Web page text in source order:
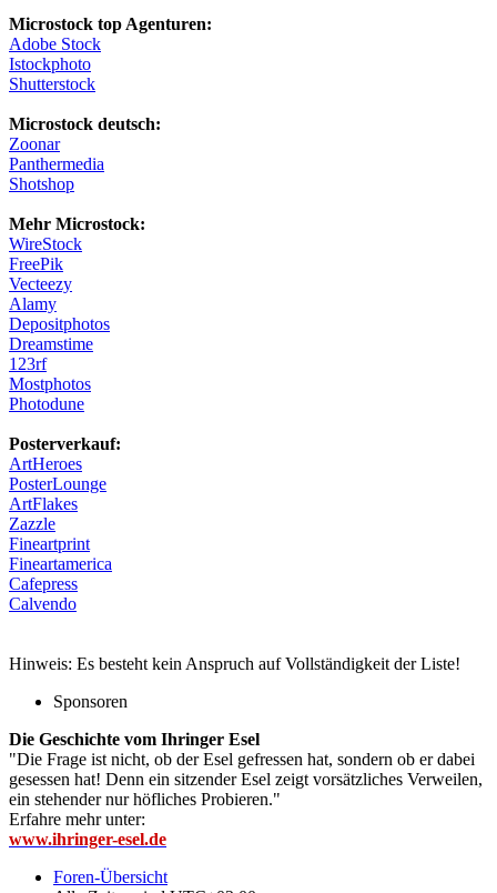
Microstock top Agenturen:
Adobe Stock
Istockphoto
Shutterstock
Microstock deutsch:
Zoonar
Panthermedia
Shotshop
Mehr Microstock:
WireStock
FreePik
Vecteezy
Alamy
Depositphotos
Dreamstime
123rf
Mostphotos
Photodune
Posterverkauf:
ArtHeroes
PosterLounge
ArtFlakes
Zazzle
Fineartprint
Fineartamerica
Cafepress
Calvendo
Hinweis: Es besteht kein Anspruch auf Vollständigkeit der Liste!
Sponsoren
Die Geschichte vom Ihringer Esel
"Die Frage ist nicht, ob der Esel gefressen hat, sondern ob er dabei
gesessen hat! Denn ein sitzender Esel zeigt vorsätzliches Verweilen,
ein stehender nur höfliches Probieren."
Erfahre mehr unter:
www.ihringer-esel.de
Foren-Übersicht